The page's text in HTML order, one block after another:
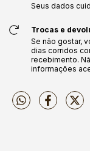
Seus dados
Trocas e
Se não gostar,
dias corridos
recebimento.
informações